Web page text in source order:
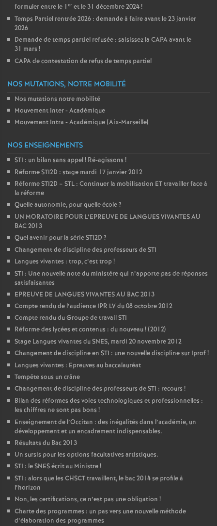
formuler entre le 1 er et le 31 décembre 2024!
Temps Partiel rentrée 2026 : demande à faire avant le 23 janvier
2026
Demande de temps partiel refusée : saisissez la CAPA avant le
31 mars !
CAPA de contestation de refus de temps partiel
NOS MUTATIONS, NOTRE MOBILITÉ
Nos mutations notre mobilité
Mouvement Inter - Académique
Mouvement Intra - Académique (Aix-Marseille)
NOS ENSEIGNEMENTS
STI : un bilan sans appel! Ré-agissons !
Réforme STI2D : stage mardi 17 janvier 2012
Réforme STI2D – STL : Continuer la mobilisation ET travailler face à
la réforme
Quelle autonomie, pour quelle école?
UN MORATOIRE POUR L’EPREUVE DE LANGUES VIVANTES AU
BAC 2013
Quel avenir pour la série STI2D ?
Changement de discipline des professeurs de STI
Langues vivantes : trop, c’est trop!
STI : Une nouvelle note du ministére qui n’apporte pas de réponses
satisfaisantes
EPREUVE DE LANGUES VIVANTES AU BAC 2013
Compte rendu de l’audience IPR LV du 08 octobre 2012
Compte rendu du Groupe de travail STI
Réforme des lycées et contenus : du nouveau! (2012)
Stage Langues vivantes du SNES, mardi 20 novembre 2012
Changement de discipline en STI : une nouvelle discipline sur Iprof!
Langues vivantes : Epreuves au baccalauréat
Tempête sous un crâne
Changement de discipline des professeurs de STI : recours !
Bilan des réformes des voies technologiques et professionnelles :
les chiffres ne sont pas bons !
Enseignement de l’Occitan : des inégalités dans l’académie, un
développement et un encadrement indispensables.
Résultats du Bac 2013
Un sursis pour les options facultatives artistiques.
STI : le SNES écrit au Ministre!
STI : alors que les CHSCT travaillent, le bac 2014 se profile à
l’horizon
Non, les certifications, ce n’est pas une obligation !
Charte des programmes : un pas vers une nouvelle méthode
d’élaboration des programmes